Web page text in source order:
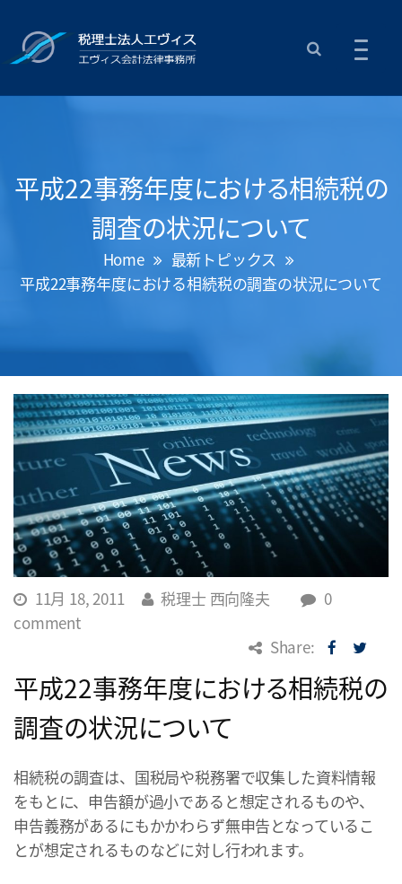
平成22事務年度における相続税の
調査の状況について
Home
最新トピックス
平成22事務年度における相続税の調査の状況について
11月 18, 2011 税理士 西向隆夫
0
comment
Share:
平成22事務年度における相続税の
調査の状況について
相続税の調査は、国税局や税務署で収集した資料情報
をもとに、申告額が過小であると想定されるものや、
申告義務があるにもかかわらず無申告となっているこ
とが想定されるものなどに対し行われます。